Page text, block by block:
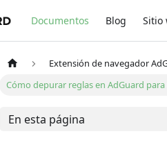
Documentos Blog Sitio
Extensión de navegador
Cómo depurar reglas en AdGuard
En esta página